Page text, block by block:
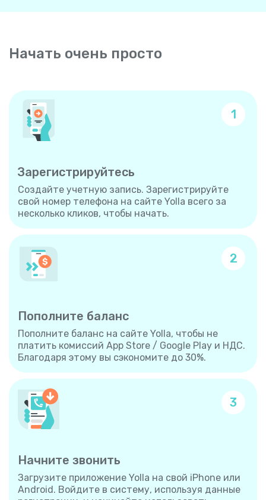
Начать очень просто
1
Зарегистрируйтесь
Создайте учетную запись. Зарегистрируйте
свой номер телефона на сайте Yolla всего за
несколько кликов, чтобы начать.
2
Пополните баланс
Пополните баланс на сайте Yolla, чтобы не
платить комиссий App Store / Google Play и НДС.
Благодаря этому вы сэкономите до 30%.
3
Начните звонить
Загрузите приложение Yolla на свой iPhone или
Android. Войдите в систему, используя данные